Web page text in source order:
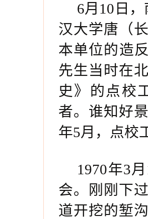
6月10日
汉大学唐（
本单位的造
先生当时在
史》的点校
者。谁知好
年5月，点校
1970年3
会。刚刚下
道开挖的堑